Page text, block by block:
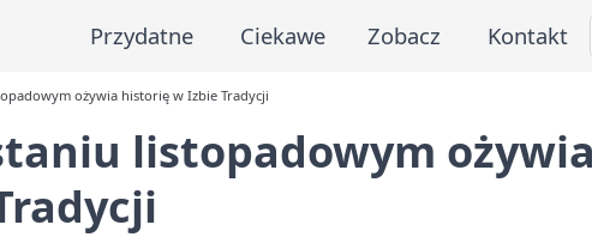
Przydatne Ciekawe Zobacz Kontakt
ożywia historię w Izbie Tradycji
listopadowym ożywia